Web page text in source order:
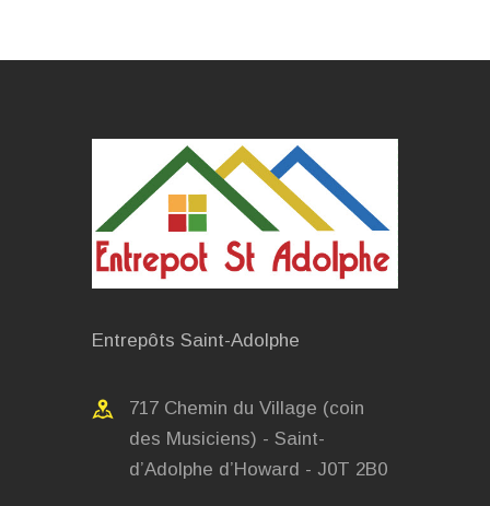
Entrepôts Saint-Adolphe
717 Chemin du Village (coin
des Musiciens) - Saint-
d’Adolphe d’Howard - J0T 2B0